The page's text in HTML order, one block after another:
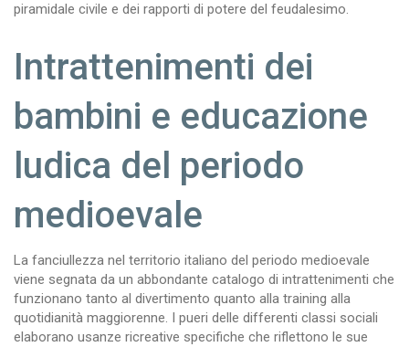
piramidale civile e dei rapporti di potere del feudalesimo.
Intrattenimenti dei
bambini e educazione
ludica del periodo
medioevale
La fanciullezza nel territorio italiano del periodo medioevale
viene segnata da un abbondante catalogo di intrattenimenti che
funzionano tanto al divertimento quanto alla training alla
quotidianità maggiorenne. I pueri delle differenti classi sociali
elaborano usanze ricreative specifiche che riflettono le sue